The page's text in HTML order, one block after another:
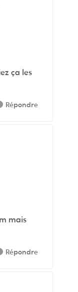
ça les
Répondre
mais
Répondre